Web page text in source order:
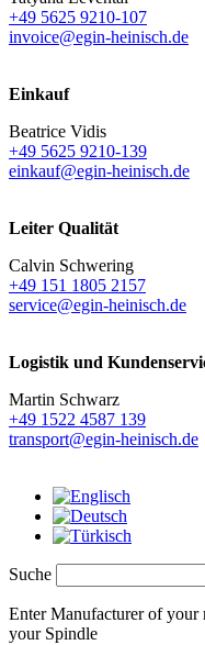
+49 5625 9210-107
invoice@egin-heinisch.de
Einkauf
Beatrice Vidis
+49 5625 9210-139
einkauf@egin-heinisch.de
Leiter Qualität
Calvin Schwering
+49 151 1805 2157
service@egin-heinisch.de
Logistik und
Martin Schwarz
+49 1522 4587 139
transport@egin-heinisch.de
Suche
Enter Manufacturer of your
your Spindle